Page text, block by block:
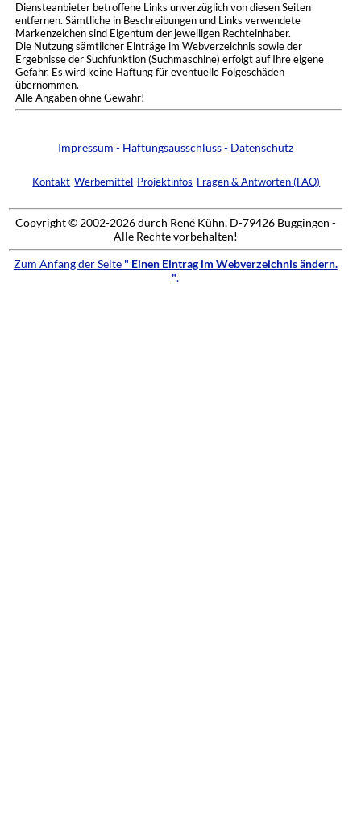
Diensteanbieter betroffene Links unverzüglich von diesen Seiten
entfernen. Sämtliche in Beschreibungen und Links verwendete
Markenzeichen sind Eigentum der jeweiligen Rechteinhaber.
Die Nutzung sämtlicher Einträge im Webverzeichnis sowie der
Ergebnisse der Suchfunktion (Suchmaschine) erfolgt auf Ihre eigene
Gefahr. Es wird keine Haftung für eventuelle Folgeschäden
übernommen.
Alle Angaben ohne Gewähr!
Impressum - Haftungsausschluss - Datenschutz
Kontakt Werbemittel Projektinfos Fragen & Antworten (FAQ)
Copyright © 2002-2026 durch René Kühn, D-79426 Buggingen -
Alle Rechte vorbehalten!
Zum Anfang der Seite " Einen Eintrag im Webverzeichnis ändern.
".